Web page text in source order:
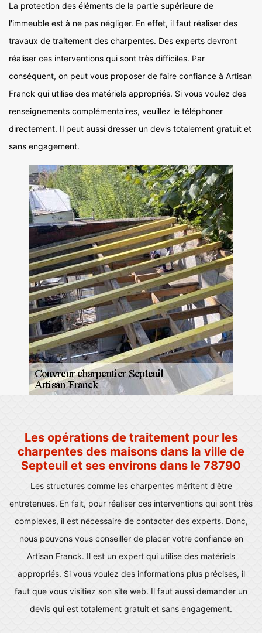
La protection des éléments de la partie supérieure de
l'immeuble est à ne pas négliger. En effet, il faut réaliser des
travaux de traitement des charpentes. Des experts devront
réaliser ces interventions qui sont très difficiles. Par
conséquent, on peut vous proposer de faire confiance à Artisan
Franck qui utilise des matériels appropriés. Si vous voulez des
renseignements complémentaires, veuillez le téléphoner
directement. Il peut aussi dresser un devis totalement gratuit et
sans engagement.
Les opérations de traitement pour les
charpentes des maisons dans la ville de
Septeuil et ses environs dans le 78790
Les structures comme les charpentes méritent d'être
entretenues. En fait, pour réaliser ces interventions qui sont très
complexes, il est nécessaire de contacter des experts. Donc,
nous pouvons vous conseiller de placer votre confiance en
Artisan Franck. Il est un expert qui utilise des matériels
appropriés. Si vous voulez des informations plus précises, il
faut que vous visitiez son site web. Il faut aussi demander un
devis qui est totalement gratuit et sans engagement.